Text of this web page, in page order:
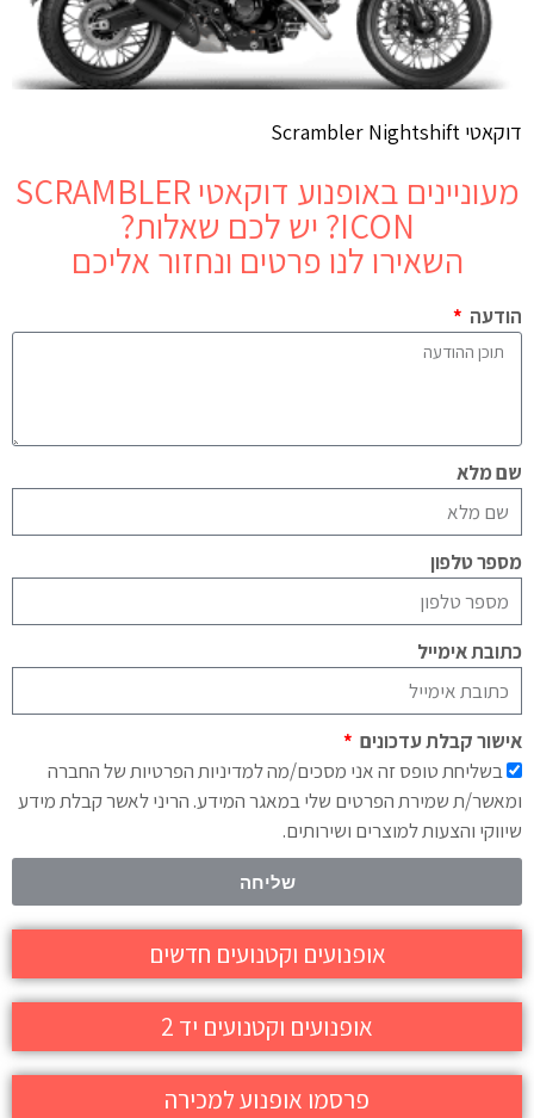
דוקאטי Scrambler Nightshift
מעוניינים באופנוע דוקאטי SCRAMBLER
ICON? יש לכם שאלות?
השאירו לנו פרטים ונחזור אליכם
הודעה
שם מלא
מספר טלפון
כתובת אימייל
אישור קבלת עדכונים
בשליחת טופס זה אני מסכים/מה למדיניות הפרטיות של החברה
ומאשר/ת שמירת הפרטים שלי במאגר המידע. הריני לאשר קבלת מידע
שיווקי והצעות למוצרים ושירותים.
שליחה
אופנועים וקטנועים חדשים
אופנועים וקטנועים יד 2
פרסמו אופנוע למכירה